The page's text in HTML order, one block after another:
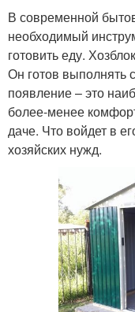
В современной
необходимый
готовить еду.
Он готов выполнять
появление – это
более-менее
даче. Что войдет в
хозяйских нужд.